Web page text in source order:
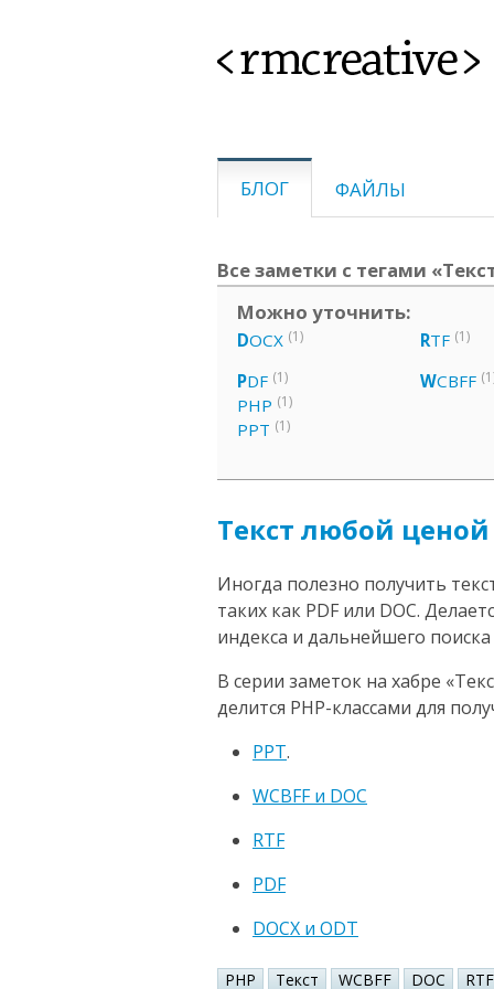
<rmcreative>
БЛОГ ФАЙЛЫ
Все заметки с тегами
Можно уточнить:
DOCX (1)
PDF (1)
PHP (1)
PPT (1)
RTF (1)
WCBFF
Текст любой ценой
Иногда полезно получить
таких как PDF или DOC.
индекса и дальнейшего
В серии заметок на хабре
делится PHP-классами для
PPT.
WCBFF и DOC
RTF
PDF
DOCX и ODT
PHP Текст WCBFF DOC RTF